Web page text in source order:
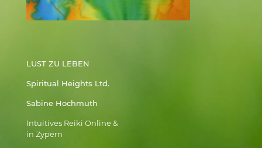
LUST ZU LEBEN
Spiritual Heights Ltd.
Sabine Hochmuth
Intuitives Reiki Online &
in Zypern